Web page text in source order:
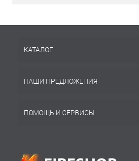
КАТАЛОГ
НАШИ ПРЕДЛОЖЕНИЯ
ПОМОЩЬ И СЕРВИСЫ